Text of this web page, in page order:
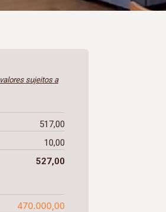
valores sujeitos a
517,00
10,00
527,00
470.000,00